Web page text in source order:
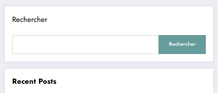
Rechercher
Rechercher
Recent Posts